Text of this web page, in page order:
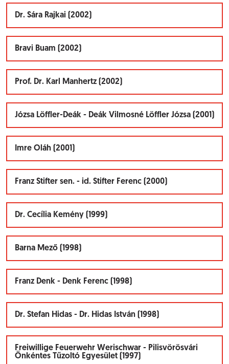
Dr. Sára Rajkai (2002)
Bravi Buam (2002)
Prof. Dr. Karl Manhertz (2002)
Józsa Löffler-Deák - Deák Vilmosné Löffler Józsa (2001)
Imre Oláh (2001)
Franz Stifter sen. - id. Stifter Ferenc (2000)
Dr. Cecília Kemény (1999)
Barna Mező (1998)
Franz Denk - Denk Ferenc (1998)
Dr. Stefan Hidas - Dr. Hidas István (1998)
Freiwillige Feuerwehr Werischwar - Pilisvörösvári
Önkéntes Tűzoltó Egyesület (1997)